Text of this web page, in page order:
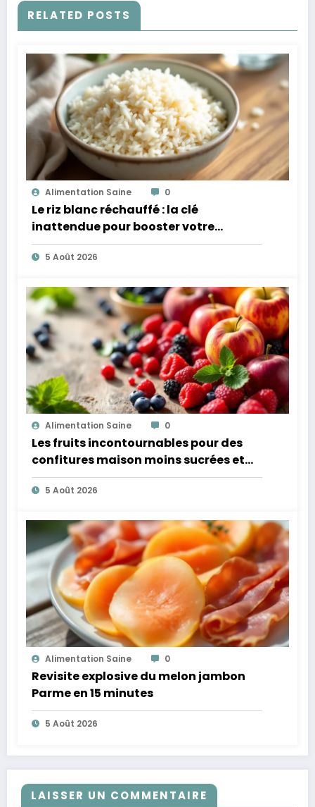
RELATED POSTS
Alimentation Saine 0
Le riz blanc réchauffé : la clé
inattendue pour booster votre
microbiote
5 Août 2026
Alimentation Saine 0
Les fruits incontournables pour des
confitures maison moins sucrées et
plus légères
5 Août 2026
Alimentation Saine 0
Revisite explosive du melon jambon
Parme en 15 minutes
5 Août 2026
LAISSER UN COMMENTAIRE